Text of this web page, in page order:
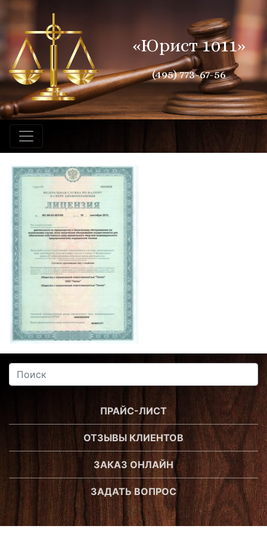
«Юрист 1011»
(495) 773-67-56
ПРАЙС-ЛИСТ
ОТЗЫВЫ КЛИЕНТОВ
ЗАКАЗ ОНЛАЙН
ЗАДАТЬ ВОПРОС